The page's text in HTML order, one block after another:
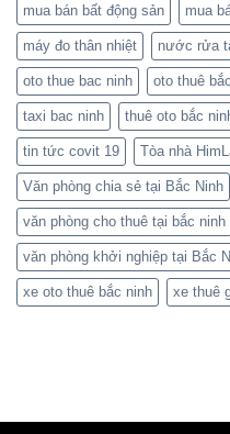
mua bán bất động sản mua
máy đo thân nhiệt nước rửa
oto thue bac ninh oto thuê
taxi bac ninh thuê oto bắc
tin tức covit 19 Tòa nhà
Văn phòng chia sẻ tại Bắc Ninh
văn phòng cho thuê tại bắc ninh
văn phòng khởi nghiệp tại Bắc
xe oto thuê bắc ninh xe thuê